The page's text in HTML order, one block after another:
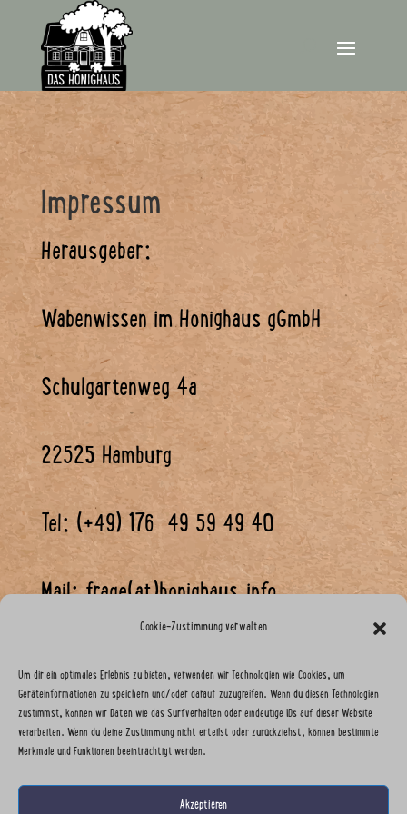
Cookie-Zustimmung verwalten
Um dir ein optimales Erlebnis zu bieten, verwenden wir Technologien wie Cookies, um
Geräteinformationen zu speichern und/oder darauf zuzugreifen. Wenn du diesen Technologien
zustimmst, können wir Daten wie das Surfverhalten oder eindeutige IDs auf dieser Website
verarbeiten. Wenn du deine Zustimmung nicht erteilst oder zurückziehst, können bestimmte
Merkmale und Funktionen beeinträchtigt werden.
Akzeptieren
Impressum
Herausgeber:
Wabenwissen im Honighaus gGmbH
Schulgartenweg 4a
22525 Hamburg
Tel: (+49) 176 49 59 49 40
Mail: frage(at)honighaus.info
Steuernummer: 17/450/11361
Dispute Resolution in accordance with § 36 VSBG: